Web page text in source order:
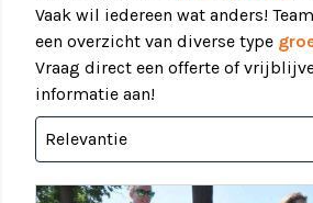
Vaak wil iedereen wat anders!
een overzicht van diverse type
Vraag direct een offerte of
informatie aan!